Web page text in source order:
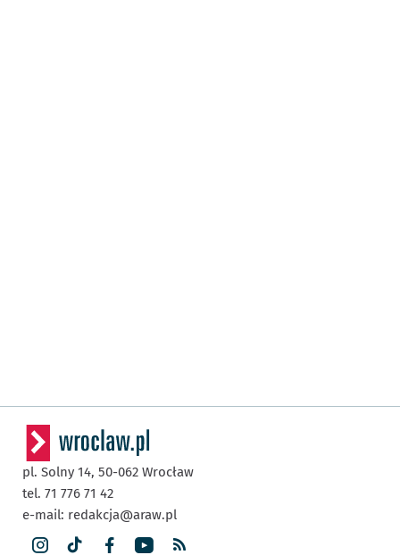
pl. Solny 14, 50-062 Wrocław
tel. 71 776 71 42
e-mail: redakcja@araw.pl